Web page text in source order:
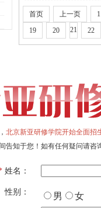
首页 上一页 1
19
20 21 22
北京新亚研修学院开始全面招
告知于您！如有任何疑问请咨
姓名：
性别： 男 女